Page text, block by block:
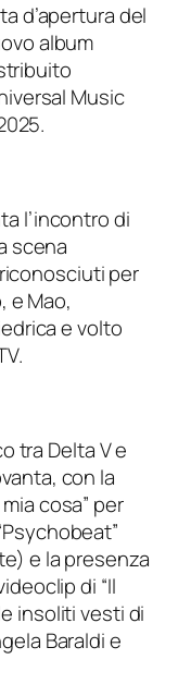
d’apertura del
album
Music
l’incontro di
scena
per
e Mao,
e volto
tra Delta V e
con la
mia cosa” per
Psychobeat”
e la presenza
di “Il
insoliti vesti di
Baraldi e